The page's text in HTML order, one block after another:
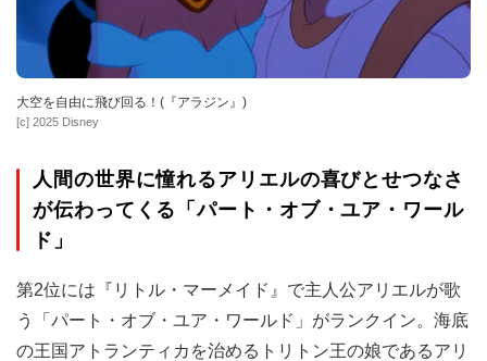
大空を自由に飛び回る！(『アラジン』)
[c] 2025 Disney
人間の世界に憧れるアリエルの喜びとせつなさ
が伝わってくる「パート・オブ・ユア・ワール
ド」
第2位には『リトル・マーメイド』で主人公アリエルが歌
う「パート・オブ・ユア・ワールド」がランクイン。海底
の王国アトランティカを治めるトリトン王の娘であるアリ